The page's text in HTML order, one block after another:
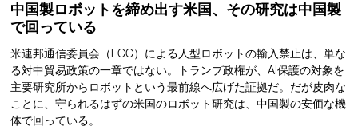
中国製ロボットを締め出す米国、その研究は中国製
で回っている
米連邦通信委員会（FCC）による人型ロボットの輸入禁止は、単な
る対中貿易政策の一章ではない。トランプ政権が、AI保護の対象を
主要研究所からロボットという最前線へ広げた証拠だ。だが皮肉な
ことに、守られるはずの米国のロボット研究は、中国製の安価な機
体で回っている。